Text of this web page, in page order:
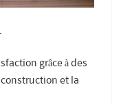
grâce à des
et la